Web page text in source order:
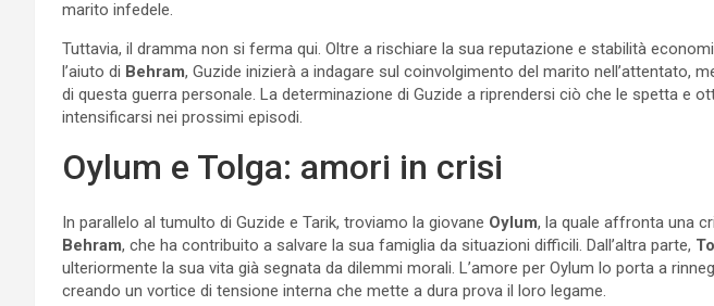
marito infedele.
Tuttavia, il dramma non si ferma qui. Oltre a rischiare la sua reputazione e stabilità
l’aiuto di Behram, Guzide inizierà a indagare sul coinvolgimento del marito nell’attentato,
di questa guerra personale. La determinazione di Guzide a riprendersi ciò che le spetta
intensificarsi nei prossimi episodi.
Oylum e Tolga: amori in crisi
In parallelo al tumulto di Guzide e Tarik, troviamo la giovane Oylum, la quale affronta una
Behram, che ha contribuito a salvare la sua famiglia da situazioni difficili. Dall’altra parte,
ulteriormente la sua vita già segnata da dilemmi morali. L’amore per Oylum lo porta a
creando un vortice di tensione interna che mette a dura prova il loro legame.